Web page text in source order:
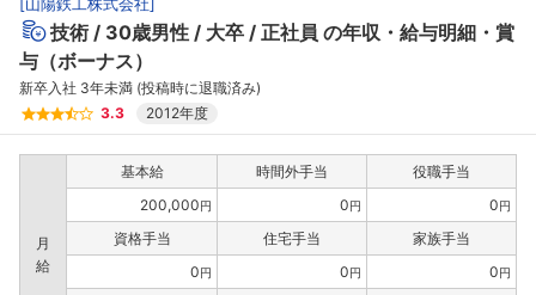
技術 30歳男性 大卒 正社員 の年収・給与明細・賞
与（ボーナス）
新卒入社 3年未満 (投稿時に退職済み)
3.3
2012年度
月
給
基本給 時間外手当
役職手当
200,000円 0円 0円
資格手当 住宅手当
家族手当
0円 0円 0円